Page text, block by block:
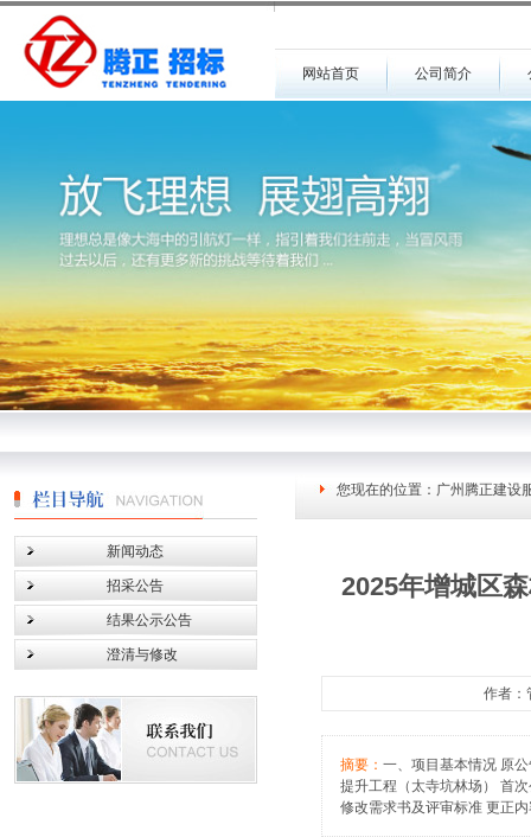
网站首页 公司简介
新闻动态
招采公告
结果公示公告
澄清与修改
您现在的位置： 广州腾正建设
2025年增城区
作者
摘要： 一、项目基本情况 原
提升工程（太寺坑林场） 首
修改需求书及评审标准 更正